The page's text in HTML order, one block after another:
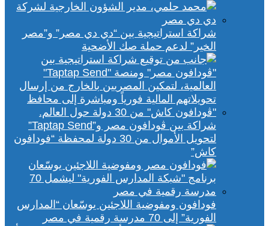
شراكة استراتيجية بين “دي دي مصر” و”مصر
الخير” لدعم حملة صك الأضحية
شراكة بين ڤودافون مصر و”Taptap Send”
لتحويل الأموال من 30 دولة لمحفظة “فودافون
كاش”
فودافون ومفوضية اللاجئين يوسّعان “المدارس
الفورية” إلى 70 مدرسة رقمية في مصر